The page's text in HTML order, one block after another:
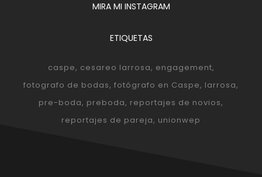
MIRA MI INSTAGRAM
ETIQUETAS
caspe cesareo larrosa engagement
fotografo de bodas fotógrafo en Caspe larrosa
pre-boda preboda reportajes de novios
reportajes de pareja unionwep